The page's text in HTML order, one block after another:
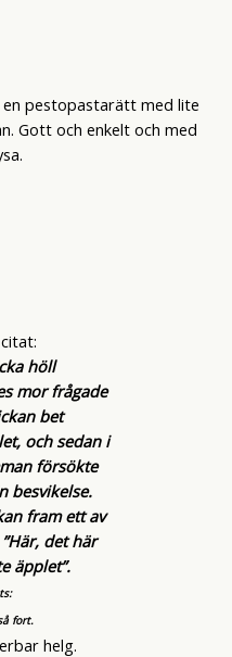
pestopastarätt med lite
Gott och enkelt och med
höll
mor frågade
bet
och sedan i
försökte
besvikelse.
fram ett av
det här
äpplet”.
fort.
helg.